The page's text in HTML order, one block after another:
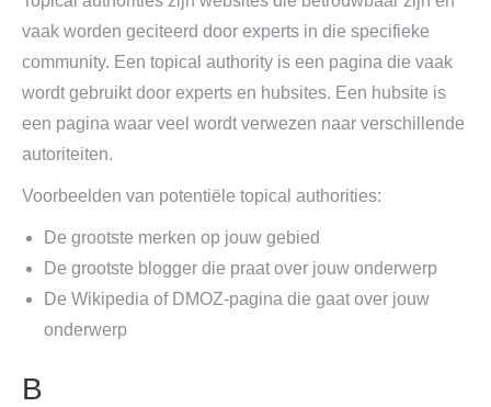
vaak worden geciteerd door experts in die specifieke
community. Een topical authority is een pagina die vaak
wordt gebruikt door experts en hubsites. Een hubsite is
een pagina waar veel wordt verwezen naar verschillende
autoriteiten.
Voorbeelden van potentiële topical authorities:
De grootste merken op jouw gebied
De grootste blogger die praat over jouw onderwerp
De Wikipedia of DMOZ-pagina die gaat over jouw
onderwerp
B